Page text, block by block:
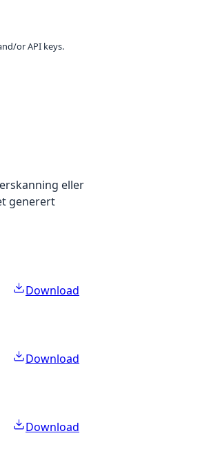
or API keys.
eller
generert
Download
Download
Download